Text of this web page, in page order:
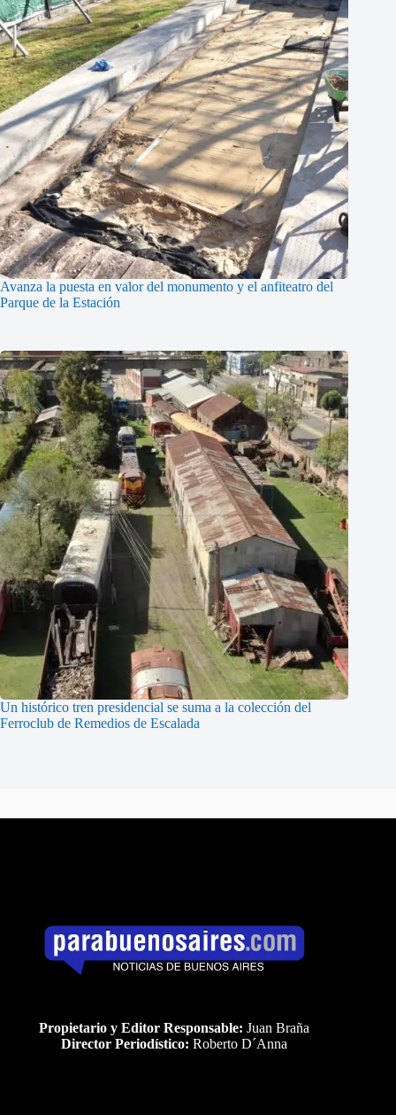
Avanza la puesta en valor del monumento y el anfiteatro del
Parque de la Estación
Un histórico tren presidencial se suma a la colección del
Ferroclub de Remedios de Escalada
Propietario y Editor Responsable: Juan Braña
Director Periodístico: Roberto D´Anna